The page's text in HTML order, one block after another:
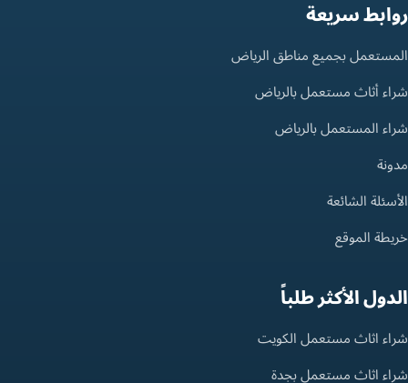
روابط سريعة
المستعمل بجميع مناطق الرياض
شراء أثاث مستعمل بالرياض
شراء المستعمل بالرياض
مدونة
الأسئلة الشائعة
خريطة الموقع
الدول الأكثر طلباً
شراء اثاث مستعمل الكويت
شراء اثاث مستعمل بجدة